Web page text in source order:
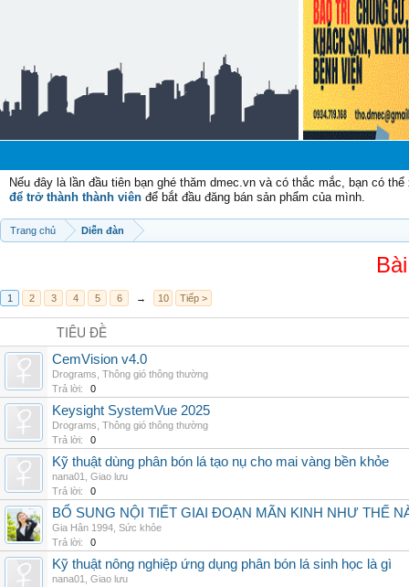
Nếu đây là lần đầu tiên bạn ghé thăm dmec.vn và có thắc mắc, bạn có
để trở thành thành viên để bắt đầu đăng bán sản phẩm của mình.
Trang chủ Diễn đàn
1 2 3 4 5 6 → 10 Tiếp >
TIÊU ĐỀ
CemVision v4.0
Drograms Thông gió thông thường
Trả lời:
0
Keysight SystemVue 2025
Drograms Thông gió thông thường
Trả lời:
0
Kỹ thuật dùng phân bón lá tạo nụ cho mai vàng bền khỏe
nana01
Giao lưu
Trả lời:
0
BỔ SUNG NỘI TIẾT GIAI ĐOẠN MÃN KINH NHƯ THẾ
Gia Hân 1994 Sức khỏe
Trả lời:
0
Kỹ thuật nông nghiệp ứng dụng phân bón lá sinh học là gì
nana01
Giao lưu